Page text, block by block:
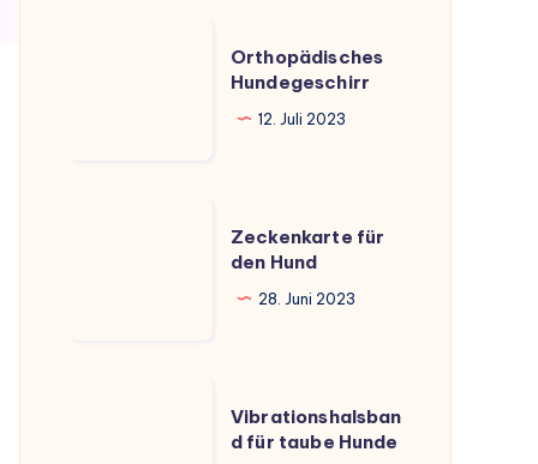
Orthopädisches
Hundegeschirr
12. Juli 2023
Zeckenkarte für
den Hund
28. Juni 2023
Vibrationshalsban
d für taube Hunde